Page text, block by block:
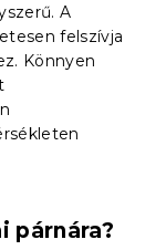
A
felszívja
Könnyen
párnára?